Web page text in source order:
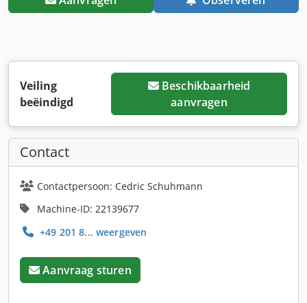
Veiling
beëindigd
Beschikbaarheid
aanvragen
Contact
Contactpersoon: Cedric Schuhmann
Machine-ID: 22139677
+49 201 8... weergeven
Aanvraag sturen